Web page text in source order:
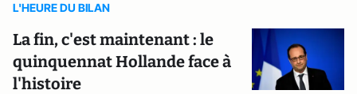
L'HEURE DU BILAN
La fin, c'est maintenant : le
quinquennat Hollande face à
l'histoire